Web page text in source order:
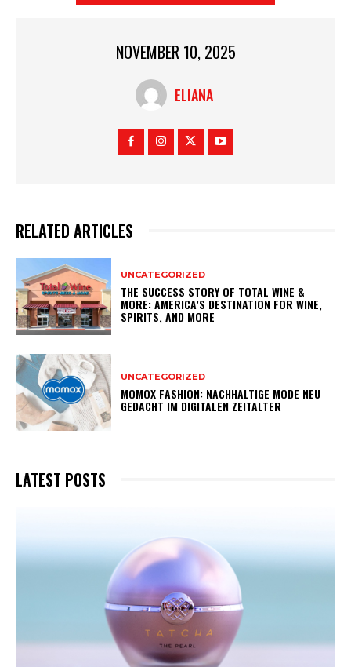
NOVEMBER 10, 2025
ELIANA
RELATED ARTICLES
UNCATEGORIZED
THE SUCCESS STORY OF TOTAL WINE &
MORE: AMERICA’S DESTINATION FOR WINE,
SPIRITS, AND MORE
UNCATEGORIZED
MOMOX FASHION: NACHHALTIGE MODE NEU
GEDACHT IM DIGITALEN ZEITALTER
LATEST POSTS